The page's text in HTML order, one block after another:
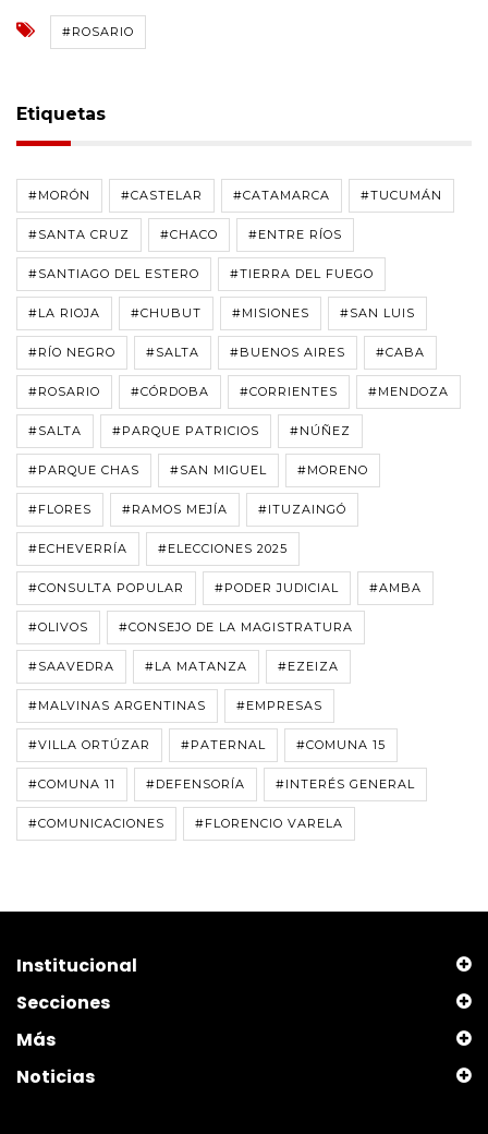
#ROSARIO
Etiquetas
#MORÓN #CASTELAR #CATAMARCA #TUCUMÁN
#SANTA CRUZ #CHACO #ENTRE RÍOS
#SANTIAGO DEL ESTERO #TIERRA DEL FUEGO
#LA RIOJA #CHUBUT #MISIONES #SAN LUIS
#RÍO NEGRO #SALTA #BUENOS AIRES #CABA
#ROSARIO #CÓRDOBA #CORRIENTES #MENDOZA
#SALTA #PARQUE PATRICIOS #NÚÑEZ
#PARQUE CHAS #SAN MIGUEL #MORENO
#FLORES #RAMOS MEJÍA #ITUZAINGÓ
#ECHEVERRÍA #ELECCIONES 2025
#CONSULTA POPULAR #PODER JUDICIAL #AMBA
#OLIVOS #CONSEJO DE LA MAGISTRATURA
#SAAVEDRA #LA MATANZA #EZEIZA
#MALVINAS ARGENTINAS #EMPRESAS
#VILLA ORTÚZAR #PATERNAL #COMUNA 15
#COMUNA 11 #DEFENSORÍA #INTERÉS GENERAL
#COMUNICACIONES #FLORENCIO VARELA
Institucional
Secciones
Más
Noticias